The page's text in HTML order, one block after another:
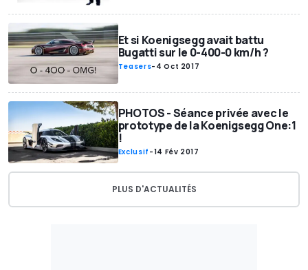
Et si Koenigsegg avait battu
Bugatti sur le 0-400-0 km/h ?
Teasers- 4 Oct 2017
PHOTOS - Séance privée avec le
prototype de la Koenigsegg One:1
!
Exclusif -14 Fév 2017
PLUS D'ACTUALITÉS